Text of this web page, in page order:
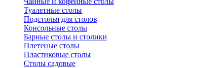
Туалетные столы
Подстолья для столов
Консольные столы
Барные столы и столики
Плетеные столы
Пластиковые столы
Столы садовые